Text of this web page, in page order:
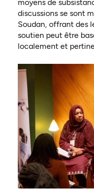
moyens de
discussions se sont
Soudan, offrant des
soutien peut être
localement et